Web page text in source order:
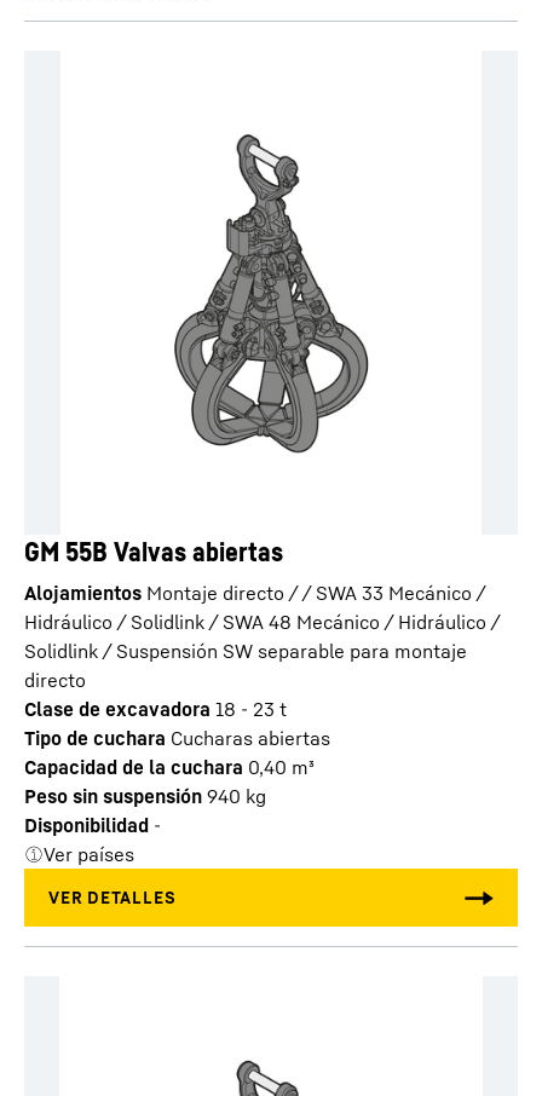
GM 55B Valvas abiertas
Alojamientos Montaje directo / / SWA 33 Mecánico /
Hidráulico / Solidlink / SWA 48 Mecánico / Hidráulico /
Solidlink / Suspensión SW separable para montaje
directo
Clase de excavadora 18 - 23 t
Tipo de cuchara Cucharas abiertas
Capacidad de la cuchara 0,40 m³
Peso sin suspensión 940 kg
Disponibilidad -
Ver países